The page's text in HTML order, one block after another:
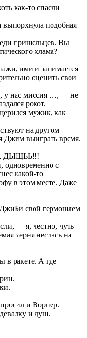
как-то спасли
выпорхнула подобная
пришельцев. Вы,
хлама?
ими и занимается
оценить свои
у нас миссия …, — не
рокот.
мужик, как
на другом
Джим выиграть время.
ДЫЩЬЬ!!!
одновременно с
какой-то
в этом месте. Даже
свой гермошлем
— я, честно, чуть
херня неслась на
в ракете. А где
и Ворнер.
и душ.